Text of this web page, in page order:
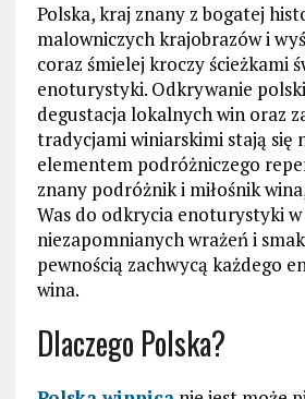
Polska, kraj znany z bogatej
malowniczych krajobrazów i
coraz śmielej kroczy ścieżkami
enoturystyki. Odkrywanie
degustacja lokalnych win oraz
tradycjami winiarskimi stają się
elementem podróżniczego
znany podróżnik i miłośnik
Was do odkrycia enoturystyki w
niezapomnianych wrażeń i
pewnością zachwycą każdego
wina.
Dlaczego Polska?